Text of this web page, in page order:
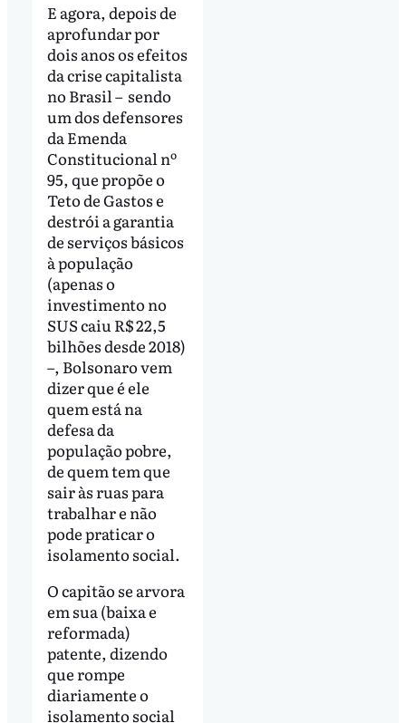
E agora, depois de
aprofundar por
dois anos os efeitos
da crise capitalista
no Brasil – sendo
um dos defensores
da Emenda
Constitucional nº
95, que propõe o
Teto de Gastos e
destrói a garantia
de serviços básicos
à população
(apenas o
investimento no
SUS caiu R$ 22,5
bilhões desde 2018)
–, Bolsonaro vem
dizer que é ele
quem está na
defesa da
população pobre,
de quem tem que
sair às ruas para
trabalhar e não
pode praticar o
isolamento social.
O capitão se arvora
em sua (baixa e
reformada)
patente, dizendo
que rompe
diariamente o
isolamento social